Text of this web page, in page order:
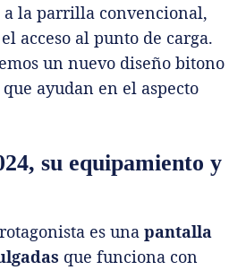
a la parrilla convencional,
acceso al punto de carga.
un nuevo diseño bitono
ayudan en el aspecto
su equipamiento y
es una pantalla
que funciona con